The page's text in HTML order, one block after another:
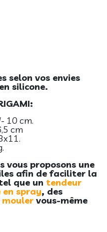
selon vos envies
silicone.
10 cm.
cm
vous proposons une
afin de faciliter la
que un tendeur
en spray, des
mouler vous-même